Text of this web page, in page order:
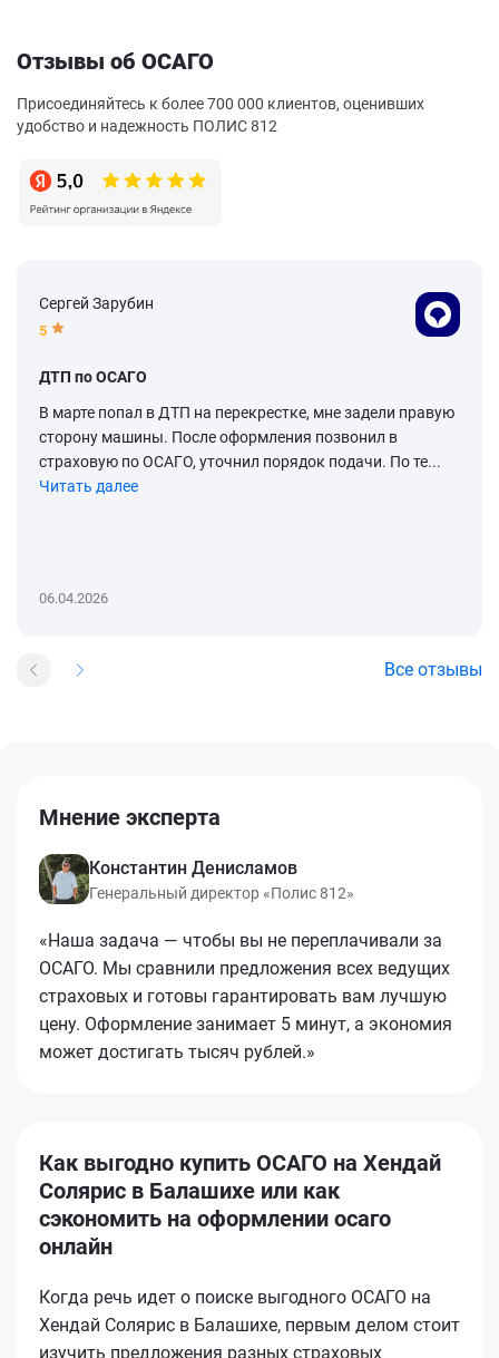
Отзывы об ОСАГО
Присоединяйтесь к более 700 000 клиентов, оценивших
удобство и надежность ПОЛИС 812
Сергей Зарубин
5
ДТП по ОСАГО
В марте попал в ДТП на перекрестке, мне задели правую
сторону машины. После оформления позвонил в
страховую по ОСАГО, уточнил порядок подачи. По те...
Читать далее
06.04.2026
Все отзывы
Мнение эксперта
Константин Денисламов
Генеральный директор «Полис 812»
«Наша задача — чтобы вы не переплачивали за
ОСАГО. Мы сравнили предложения всех ведущих
страховых и готовы гарантировать вам лучшую
цену. Оформление занимает 5 минут, а экономия
может достигать тысяч рублей.»
Как выгодно купить ОСАГО на Хендай
Солярис в Балашихе или как
сэкономить на оформлении осаго
онлайн
Когда речь идет о поиске выгодного ОСАГО на
Хендай Солярис в Балашихе, первым делом стоит
изучить предложения разных страховых